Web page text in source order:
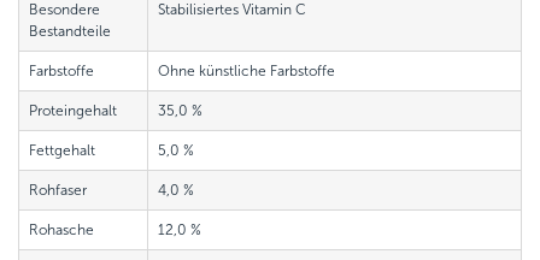
Besondere
Bestandteile
Stabilisiertes Vitamin C
Farbstoffe Ohne künstliche Farbstoffe
Proteingehalt 35,0 %
Fettgehalt 5,0 %
Rohfaser 4,0 %
Rohasche 12,0 %